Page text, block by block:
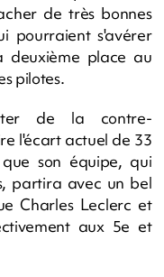
de très bonnes
pourraient s'avérer
deuxième place au
pilotes.
de la contre-
l'écart actuel de 33
son équipe, qui
partira avec un bel
Charles Leclerc et
aux 5e et